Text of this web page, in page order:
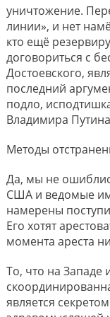
уничтожение.
линии», и нет
кто ещё
договориться с
Достоевского,
последний
подло,
Владимира
Методы
Да, мы не
США и ведомые
намерены
Его хотят
момента ареста
То, что на Западе
является